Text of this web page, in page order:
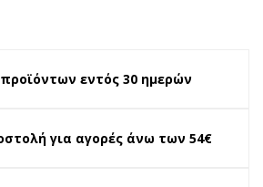
εντός 30 ημερών
για αγορές άνω των 54€